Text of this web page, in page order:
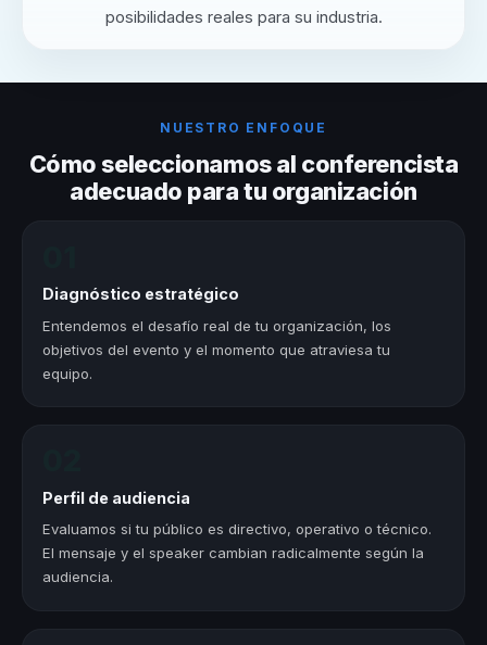
posibilidades reales para su industria.
NUESTRO ENFOQUE
Cómo seleccionamos al conferencista
adecuado para tu organización
Diagnóstico estratégico
Entendemos el desafío real de tu organización, los
objetivos del evento y el momento que atraviesa tu
equipo.
Perfil de audiencia
Evaluamos si tu público es directivo, operativo o técnico.
El mensaje y el speaker cambian radicalmente según la
audiencia.